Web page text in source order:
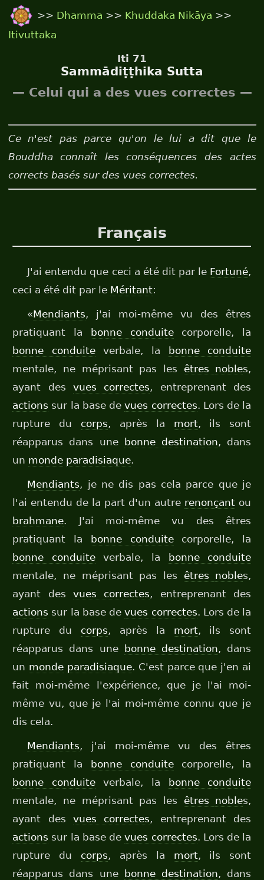
>> Dhamma >> Khuddaka Nikāya >>
Itivuttaka
Iti 71
Sammādiṭṭhika Sutta
— Celui qui a des vues correctes —
Ce n'est pas parce qu'on le lui a dit que le
Bouddha connaît les conséquences des actes
corrects basés sur des vues correctes.
Français
J'ai entendu que ceci a été dit par le Fortuné,
ceci a été dit par le Méritant:
«Mendiants, j'ai moi-même vu des êtres
pratiquant la
bonne conduitecorporelle, la
bonne conduiteverbale, la
bonne conduite
mentale, ne méprisant pas les êtres nobles,
ayant desvues correctes, entreprenant des
actions sur la base devues correctes. Lors de la
rupture du corps, après la mort, ils sont
réapparus dans une
bonne destination, dans
un monde paradisiaque.
Mendiants, je ne dis pas cela parce que je
l'ai entendu de la part d'un autre renonçant ou
brahmane. J'ai moi-même vu des êtres
pratiquant la
bonne conduitecorporelle, la
bonne conduiteverbale, la
bonne conduite
mentale, ne méprisant pas les êtres nobles,
ayant desvues correctes, entreprenant des
actions sur la base devues correctes. Lors de la
rupture du corps, après la mort, ils sont
réapparus dans une
bonne destination, dans
un monde paradisiaque. C'est parce que j'en ai
fait moi-même l'expérience, que je l'ai moi-
même vu, que je l'ai moi-même connu que je
dis cela.
Mendiants, j'ai moi-même vu des êtres
pratiquant la
bonne conduitecorporelle, la
bonne conduiteverbale, la
bonne conduite
mentale, ne méprisant pas les êtres nobles,
ayant desvues correctes, entreprenant des
actions sur la base devues correctes. Lors de la
rupture du corps, après la mort, ils sont
réapparus dans une
bonne destination, dans